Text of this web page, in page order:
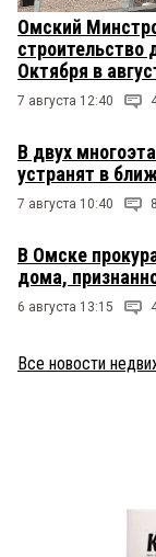
Омский
Октября в
7 августа 12:40
В двух
устранят в
7 августа 10:40 8
В Омске
дома,
6 августа 13:15
Все новости